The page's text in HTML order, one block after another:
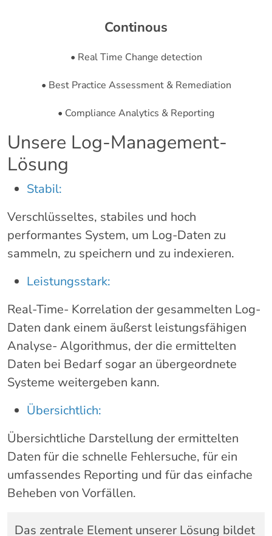
Continous
• Real Time Change detection
• Best Practice Assessment & Remediation
• Compliance Analytics & Reporting
Unsere Log-Management-
Lösung
Stabil:
Verschlüsseltes, stabiles und hoch
performantes System, um Log-Daten zu
sammeln, zu speichern und zu indexieren.
Leistungsstark:
Real-Time- Korrelation der gesammelten Log-
Daten dank einem äußerst leistungsfähigen
Analyse- Algorithmus, der die ermittelten
Daten bei Bedarf sogar an übergeordnete
Systeme weitergeben kann.
Übersichtlich:
Übersichtliche Darstellung der ermittelten
Daten für die schnelle Fehlersuche, für ein
umfassendes Reporting und für das einfache
Beheben von Vorfällen.
Das zentrale Element unserer Lösung bildet